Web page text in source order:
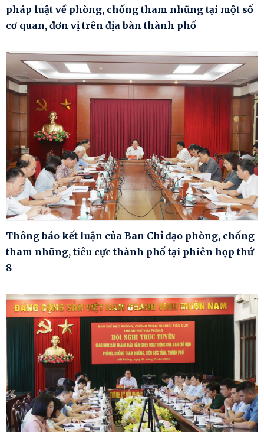
pháp luật về phòng, chống tham nhũng tại một số
cơ quan, đơn vị trên địa bàn thành phố
Thông báo kết luận của Ban Chỉ đạo phòng, chống
tham nhũng, tiêu cực thành phố tại phiên họp thứ
8